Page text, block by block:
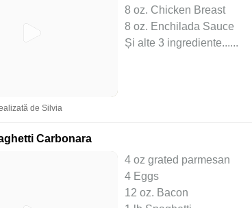
8 oz. Chicken Breast
8 oz. Enchilada Sauce
Și alte 3 ingrediente......
de Silvia
Carbonara
4 oz grated parmesan
4 Eggs
12 oz. Bacon